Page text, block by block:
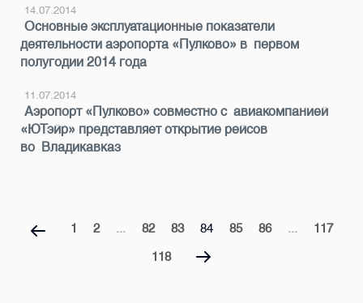
14.07.2014
Основные эксплуатационные показатели
деятельности аэропорта «Пулково» в первом
полугодии 2014 года
11.07.2014
Аэропорт «Пулково» совместно с авиакомпанией
«ЮТэйр» представляет открытие рейсов
во Владикавказ
1 2 ... 82 83 84 85 86 ... 117
118